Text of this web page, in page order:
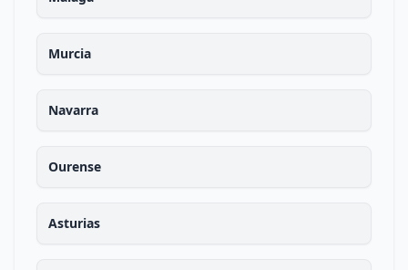
Murcia
Navarra
Ourense
Asturias